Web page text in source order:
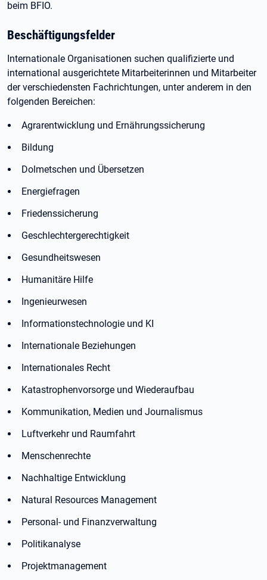
beim BFIO.
Beschäftigungsfelder
Internationale Organisationen suchen qualifizierte und
international ausgerichtete Mitarbeiterinnen und Mitarbeiter
der verschiedensten Fachrichtungen, unter anderem in den
folgenden Bereichen:
Agrarentwicklung und Ernährungssicherung
Bildung
Dolmetschen und Übersetzen
Energiefragen
Friedenssicherung
Geschlechtergerechtigkeit
Gesundheitswesen
Humanitäre Hilfe
Ingenieurwesen
Informationstechnologie und KI
Internationale Beziehungen
Internationales Recht
Katastrophenvorsorge und Wiederaufbau
Kommunikation, Medien und Journalismus
Luftverkehr und Raumfahrt
Menschenrechte
Nachhaltige Entwicklung
Natural Resources Management
Personal- und Finanzverwaltung
Politikanalyse
Projektmanagement